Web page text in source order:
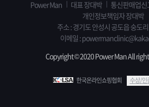
Power Man 대표 장대박
통신판매업
개인정보책임자 장대박
주소 : 경기도 안성시 공도읍 숭도
이메일 :
Copyright © 2020 Power Man All
한국온라인쇼핑협회 수상/인